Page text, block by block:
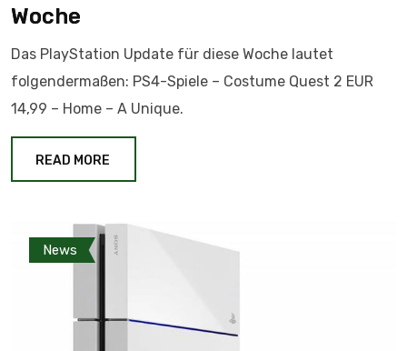
Woche
Das PlayStation Update für diese Woche lautet
folgendermaßen: PS4-Spiele – Costume Quest 2 EUR
14,99 – Home – A Unique.
READ MORE
News